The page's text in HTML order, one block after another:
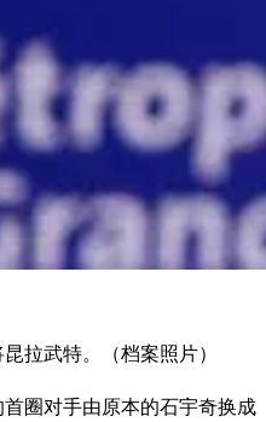
拉武特。（档案照片）
圈对手由原本的石宇奇换成